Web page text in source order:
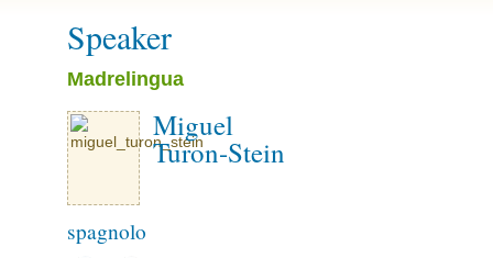
Speaker
Madrelingua
Miguel
Turon-Stein
spagnolo